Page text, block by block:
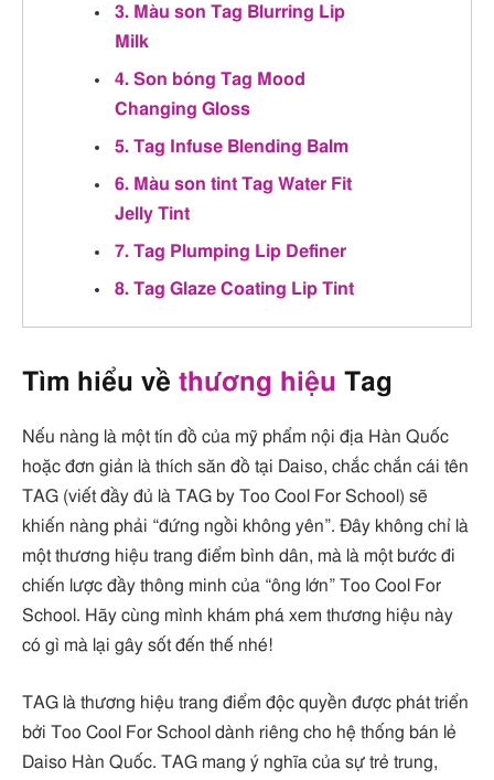
3. Màu son Tag Blurring Lip
Milk
4. Son bóng Tag Mood
Changing Gloss
5. Tag Infuse Blending Balm
6. Màu son tint Tag Water Fit
Jelly Tint
7. Tag Plumping Lip Definer
8. Tag Glaze Coating Lip Tint
Tìm hiểu về thương hiệu Tag
Nếu nàng là một tín đồ của mỹ phẩm nội địa Hàn Quốc
hoặc đơn giản là thích săn đồ tại Daiso, chắc chắn cái tên
TAG (viết đầy đủ là TAG by Too Cool For School) sẽ
khiến nàng phải “đứng ngồi không yên”. Đây không chỉ là
một thương hiệu trang điểm bình dân, mà là một bước đi
chiến lược đầy thông minh của “ông lớn” Too Cool For
School. Hãy cùng mình khám phá xem thương hiệu này
có gì mà lại gây sốt đến thế nhé!
TAG là thương hiệu trang điểm độc quyền được phát triển
bởi Too Cool For School dành riêng cho hệ thống bán lẻ
Daiso Hàn Quốc. TAG mang ý nghĩa của sự trẻ trung,